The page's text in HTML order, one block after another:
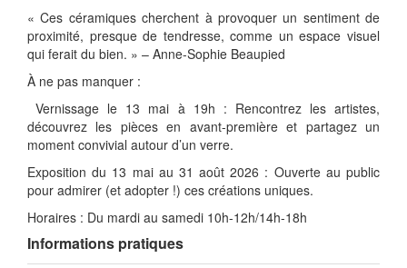
« Ces céramiques cherchent à provoquer un sentiment de
proximité, presque de tendresse, comme un espace visuel
qui ferait du bien. » – Anne-Sophie Beaupied
À ne pas manquer :
Vernissage le 13 mai à 19h : Rencontrez les artistes,
découvrez les pièces en avant-première et partagez un
moment convivial autour d’un verre.
Exposition du 13 mai au 31 août 2026 : Ouverte au public
pour admirer (et adopter !) ces créations uniques.
Horaires : Du mardi au samedi 10h-12h/14h-18h
Informations pratiques